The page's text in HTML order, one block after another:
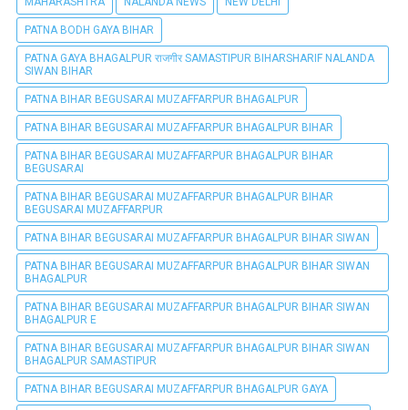
PATNA BODH GAYA BIHAR
PATNA GAYA BHAGALPUR राजगीर SAMASTIPUR BIHARSHARIF NALANDA
SIWAN BIHAR
PATNA BIHAR BEGUSARAI MUZAFFARPUR BHAGALPUR
PATNA BIHAR BEGUSARAI MUZAFFARPUR BHAGALPUR BIHAR
PATNA BIHAR BEGUSARAI MUZAFFARPUR BHAGALPUR BIHAR
BEGUSARAI
PATNA BIHAR BEGUSARAI MUZAFFARPUR BHAGALPUR BIHAR
BEGUSARAI MUZAFFARPUR
PATNA BIHAR BEGUSARAI MUZAFFARPUR BHAGALPUR BIHAR SIWAN
PATNA BIHAR BEGUSARAI MUZAFFARPUR BHAGALPUR BIHAR SIWAN
BHAGALPUR
PATNA BIHAR BEGUSARAI MUZAFFARPUR BHAGALPUR BIHAR SIWAN
BHAGALPUR E
PATNA BIHAR BEGUSARAI MUZAFFARPUR BHAGALPUR BIHAR SIWAN
BHAGALPUR SAMASTIPUR
PATNA BIHAR BEGUSARAI MUZAFFARPUR BHAGALPUR GAYA